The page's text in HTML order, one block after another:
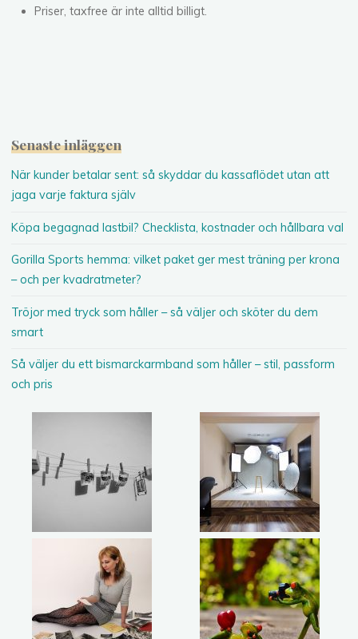
Priser, taxfree är inte alltid billigt.
Senaste inläggen
När kunder betalar sent: så skyddar du kassaflödet utan att
jaga varje faktura själv
Köpa begagnad lastbil? Checklista, kostnader och hållbara val
Gorilla Sports hemma: vilket paket ger mest träning per krona
– och per kvadratmeter?
Tröjor med tryck som håller – så väljer och sköter du dem
smart
Så väljer du ett bismarckarmband som håller – stil, passform
och pris